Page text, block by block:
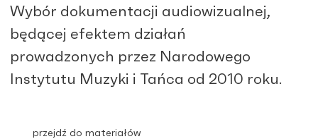
Wybór dokumentacji audiowizualnej,
będącej efektem działań
prowadzonych przez Narodowego
Instytutu Muzyki i Tańca od 2010 roku.
przejdź do materiałów